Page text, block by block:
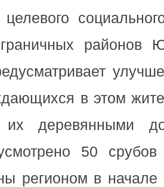
целевого
районов
в этом
их деревянными
50
регионом в